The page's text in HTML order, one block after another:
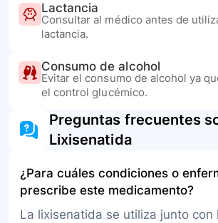
Lactancia
Consultar al médico antes de
lactancia.
Consumo de alcohol
Evitar el consumo de alcohol ya
el control glucémico.
Preguntas frecuentes
Lixisenatida
¿Para cuáles condiciones o
prescribe este medicamento?
La lixisenatida se utiliza junto con